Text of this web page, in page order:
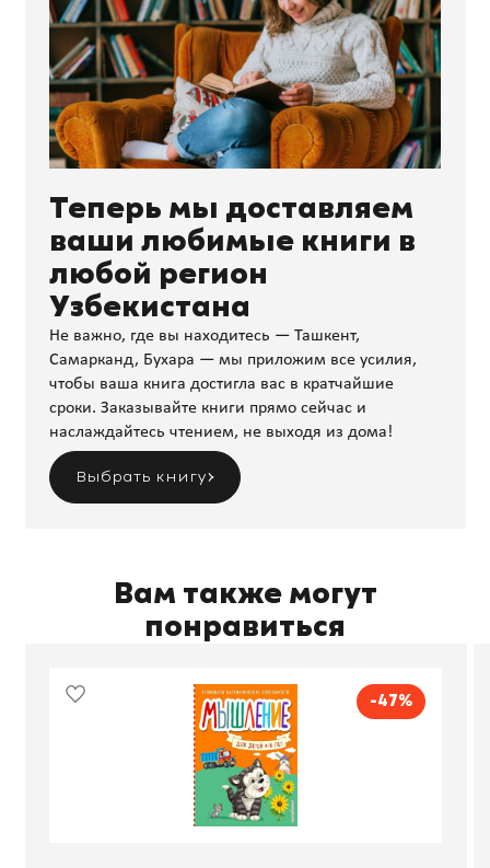
Теперь мы доставляем
ваши любимые книги в
любой регион
Узбекистана
Не важно, где вы находитесь — Ташкент,
Самарканд, Бухара — мы приложим все усилия,
чтобы ваша книга достигла вас в кратчайшие
сроки. Заказывайте книги прямо сейчас и
наслаждайтесь чтением, не выходя из дома!
Выбрать книгу
Вам также могут
понравиться
-47%